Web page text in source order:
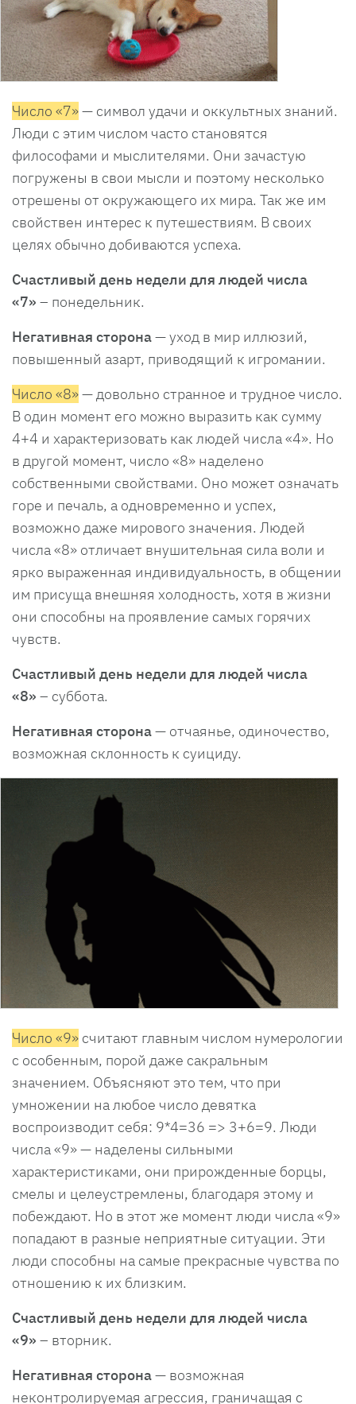
Число «7»— символ удачи и оккультных знаний.
Люди с этим числом часто становятся
философами и мыслителями. Они зачастую
погружены в свои мысли и поэтому несколько
отрешены от окружающего их мира. Так же им
свойствен интерес к путешествиям. В своих
целях обычно добиваются успеха.
Счастливый день недели для людей числа
«7» – понедельник.
Негативная сторона— уход в мир иллюзий,
повышенный азарт, приводящий к игромании.
Число «8»— довольно странное и трудное число.
В один момент его можно выразить как сумму
4+4 и характеризовать как людей числа «4». Но
в другой момент, число «8» наделено
собственными свойствами. Оно может означать
горе и печаль, а одновременно и успех,
возможно даже мирового значения. Людей
числа «8» отличает внушительная сила воли и
ярко выраженная индивидуальность, в общении
им присуща внешняя холодность, хотя в жизни
они способны на проявление самых горячих
чувств.
Счастливый день недели для людей числа
«8» – суббота.
Негативная сторона— отчаянье, одиночество,
возможная склонность к суициду.
Число «9» считают главным числом нумерологии
с особенным, порой даже сакральным
значением. Объясняют это тем, что при
умножении на любое число девятка
воспроизводит себя: 9*4=36 => 3+6=9. Люди
числа «9» — наделены сильными
характеристиками, они прирожденные борцы,
смелы и целеустремлены, благодаря этому и
побеждают. Но в этот же момент люди числа «9»
попадают в разные неприятные ситуации. Эти
люди способны на самые прекрасные чувства по
отношению к их близким.
Счастливый день недели для людей числа
«9» – вторник.
Негативная сторона— возможная
неконтролируемая агрессия, граничащая с